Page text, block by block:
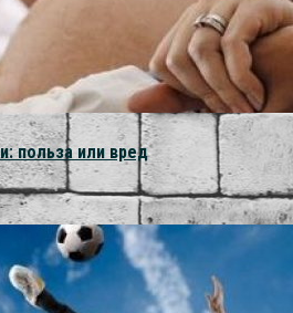
польза или вред